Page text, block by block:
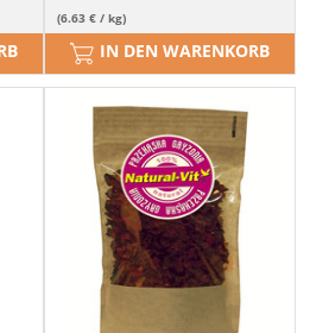
(6.63 € / kg)
IN DEN WARENKORB